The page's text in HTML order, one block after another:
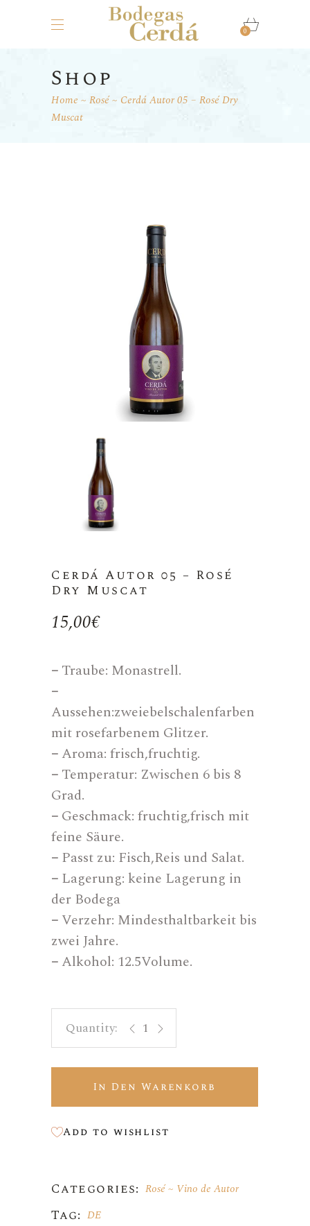
0
Shop
Home Rosé
Cerdá Autor 05 – Rosé Dry
Muscat
Cerdá Autor 05 – Rosé
Dry Muscat
15,00€
– Traube: Monastrell.
–
Aussehen:zweiebelschalenfarben
mit rosefarbenem Glitzer.
– Aroma: frisch,fruchtig.
– Temperatur: Zwischen 6 bis 8
Grad.
– Geschmack: fruchtig,frisch mit
feine Säure.
– Passt zu: Fisch,Reis und Salat.
– Lagerung: keine Lagerung in
der Bodega
– Verzehr: Mindesthaltbarkeit bis
zwei Jahre.
– Alkohol: 12.5Volume.
Cerdá Autor 05 - Rosé Dry Muscat
In Den Warenkorb
Add to wishlist
Categories: Rosé Vino de Autor
Tag: DE